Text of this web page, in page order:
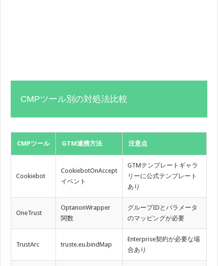
CMPツール別の対処法比較
CMPツール GTM連携方法 注意点
Cookiebot
CookiebotOnAccept
イベント
GTMテンプレートギャラ
リーに公式テンプレート
あり
OneTrust
OptanonWrapper
関数
グループIDとパラメータ
のマッピングが必要
TrustArc truste.eu.bindMap
Enterprise契約が必要な場
合あり